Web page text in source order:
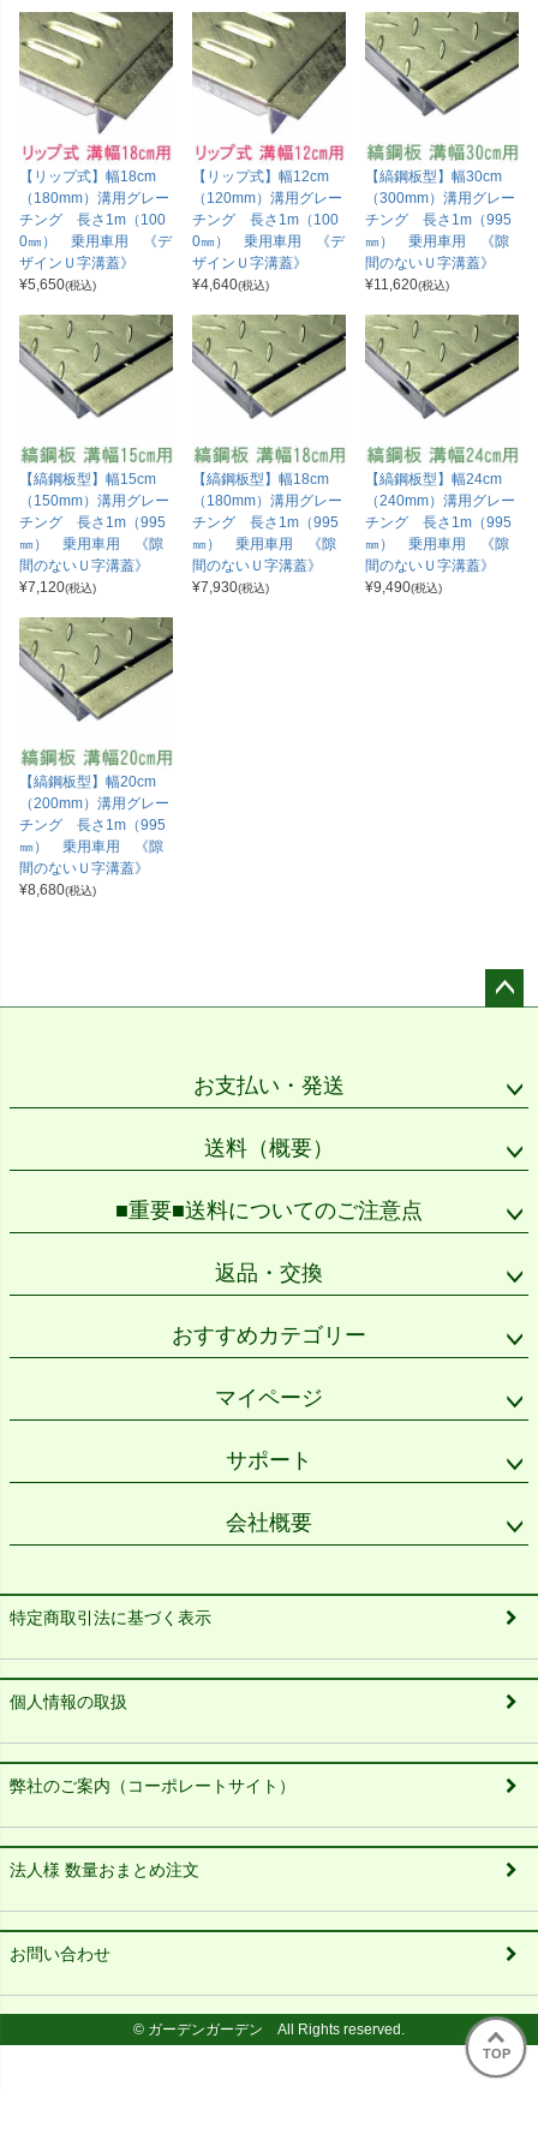
【リップ式】幅18cm
（180mm）溝用グレー
チング 長さ1m（100
0㎜） 乗用車用 《デ
ザインＵ字溝蓋》
¥5,650(税込)
【リップ式】幅12cm
（120mm）溝用グレー
チング 長さ1m（100
0㎜） 乗用車用 《デ
ザインＵ字溝蓋》
¥4,640(税込)
【縞鋼板型】幅30cm
（300mm）溝用グレー
チング 長さ1m（995
㎜） 乗用車用 《隙
間のないＵ字溝蓋》
¥11,620(税込)
【縞鋼板型】幅15cm
（150mm）溝用グレー
チング 長さ1m（995
㎜） 乗用車用 《隙
間のないＵ字溝蓋》
¥7,120(税込)
【縞鋼板型】幅18cm
（180mm）溝用グレー
チング 長さ1m（995
㎜） 乗用車用 《隙
間のないＵ字溝蓋》
¥7,930(税込)
【縞鋼板型】幅24cm
（240mm）溝用グレー
チング 長さ1m（995
㎜） 乗用車用 《隙
間のないＵ字溝蓋》
¥9,490(税込)
【縞鋼板型】幅20cm
（200mm）溝用グレー
チング 長さ1m（995
㎜） 乗用車用 《隙
間のないＵ字溝蓋》
¥8,680(税込)
お支払い・発送
送料（概要）
■重要■送料についてのご注意点
返品・交換
おすすめカテゴリー
マイページ
サポート
会社概要
特定商取引法に基づく表示
個人情報の取扱
弊社のご案内（コーポレートサイト）
法人様 数量おまとめ注文
お問い合わせ
© ガーデンガーデン All Rights reserved.
TOP